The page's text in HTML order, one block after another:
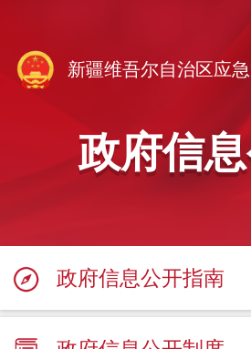
新疆维吾尔自治区应
政府信
政府信息公开指南